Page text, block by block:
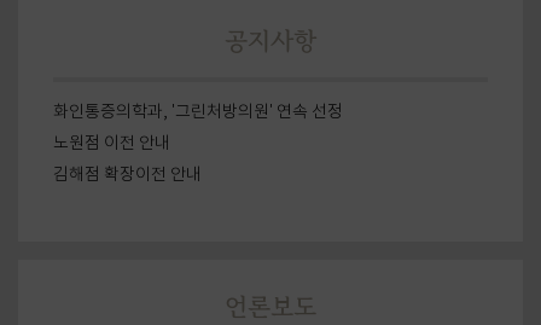
공지사항
화인통증의학과, '그린처방의원' 연속 선정
노원점 이전 안내
김해점 확장이전 안내
언론보도